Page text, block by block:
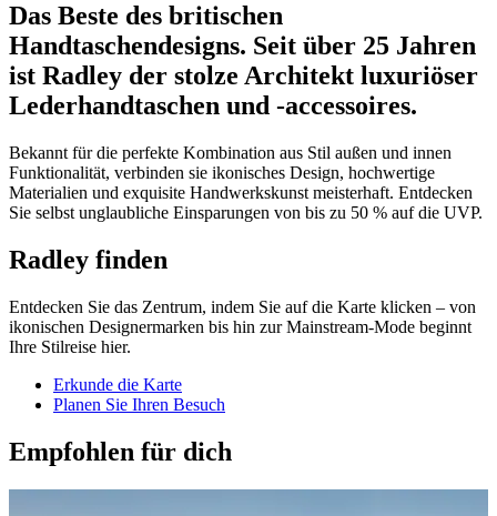
Das Beste des britischen
Handtaschendesigns. Seit über 25 Jahren
ist Radley der stolze Architekt luxuriöser
Lederhandtaschen und -accessoires.
Bekannt für die perfekte Kombination aus Stil außen und innen
Funktionalität, verbinden sie ikonisches Design, hochwertige
Materialien und exquisite Handwerkskunst meisterhaft. Entdecken
Sie selbst unglaubliche Einsparungen von bis zu 50 % auf die UVP.
Radley finden
Entdecken Sie das Zentrum, indem Sie auf die Karte klicken – von
ikonischen Designermarken bis hin zur Mainstream-Mode beginnt
Ihre Stilreise hier.
Erkunde die Karte
Planen Sie Ihren Besuch
Empfohlen für dich